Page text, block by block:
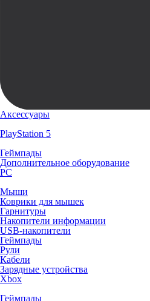
Аксессуары
PlayStation 5
Геймпады
Дополнительное оборудование
PC
Мыши
Коврики для мышек
Гарнитуры
Накопители информации
USB-накопители
Геймпады
Рули
Кабели
Зарядные устройства
Xbox
Геймпады